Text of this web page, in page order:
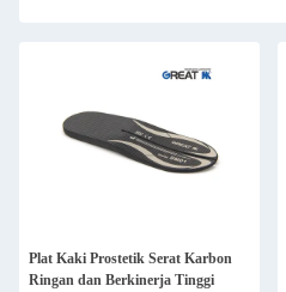
Plat Kaki Prostetik Serat Karbon
Ringan dan Berkinerja Tinggi